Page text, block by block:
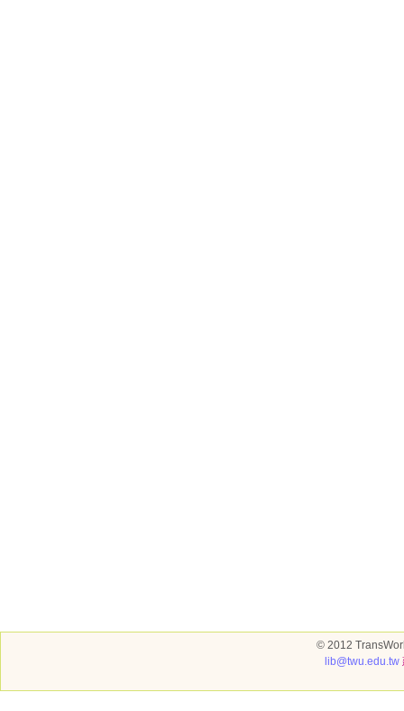
© 2012
lib@twu.edu.tw